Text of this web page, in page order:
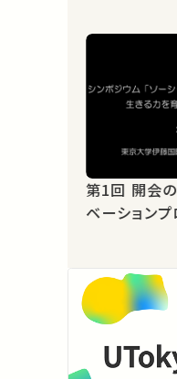
第1回 開会の辞 「文理融合のイノ
ベーションプ